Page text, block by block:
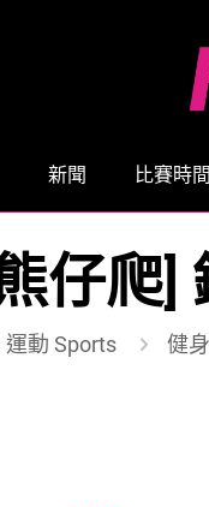
新聞 比賽時
仔爬
運動 Sports 健